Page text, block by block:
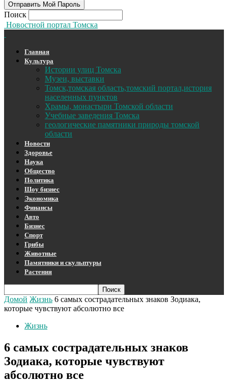
Поиск
Новостной портал Томска
Главная
Культура
Истории улиц Томска
Музеи, выставки
Томск,томская область,томский портал,история
населенных пунктов
Храмы, монастыри Томской области
Учебные заведения Томска
геологические памятники природы томской
области
Новости
Здоровье
Наука
Общество
Политика
Шоу бизнес
Экономика
Финансы
Авто
Бизнес
Спорт
Грибы
Животные
Памятники и скульптуры
Растения
Домой Жизнь 6 самых сострадательных знаков Зодиака,
которые чувствуют абсолютно все
Жизнь
6 самых сострадательных знаков
Зодиака, которые чувствуют
абсолютно все